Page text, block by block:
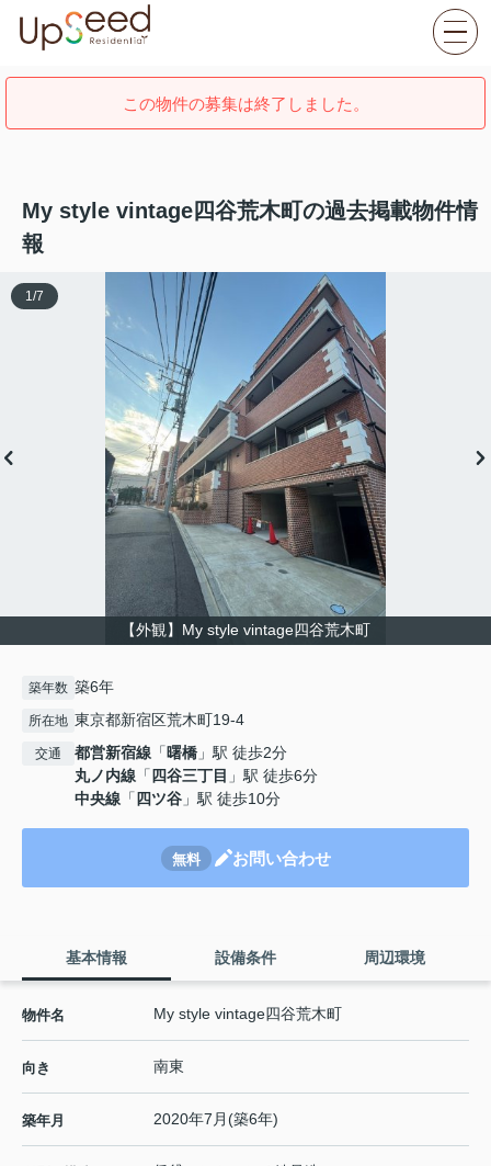
この物件の募集は終了しました。
My style vintage四谷荒木町の過去掲載物件情
報
【外観】My style vintage四谷荒木町
1 /7
築年数 築6年
所在地 東京都新宿区荒木町19-4
交通 都営新宿線 「曙橋 」駅 徒歩2分
丸ノ内線 「 四谷三丁目 」駅 徒歩6分
中央線 「 四ツ谷 」駅 徒歩10分
無料 お問い合わせ
基本情報 設備条件 周辺環境
物件名 My style vintage四谷荒木町
向き 南東
築年月 2020年7月(築6年)